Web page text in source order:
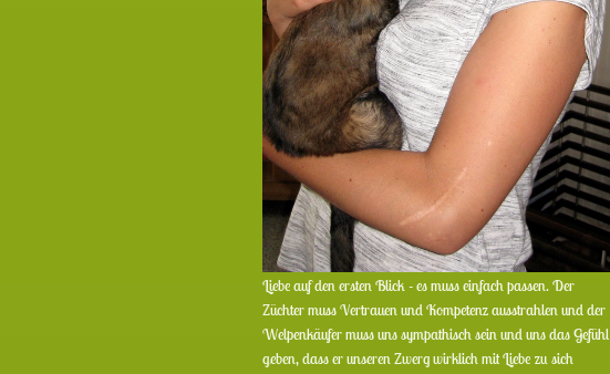
Liebe auf den ersten Blick - es muss einfach passen. Der
Züchter muss Vertrauen und Kompetenz ausstrahlen und der
Welpenkäufer muss uns sympathisch sein und uns das Gefühl
geben, dass er unseren Zwerg wirklich mit Liebe zu sich